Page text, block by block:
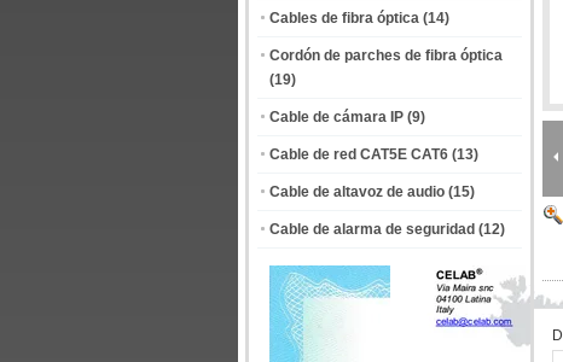
Cables de fibra óptica (14)
Cordón de parches de fibra óptica
(19)
Cable de cámara IP (9)
Cable de red CAT5E CAT6 (13)
Cable de altavoz de audio (15)
Cable de alarma de seguridad (12)